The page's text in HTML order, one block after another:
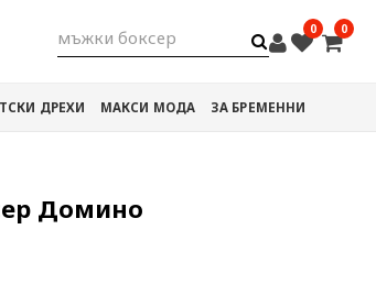
мъжки 0 0
ДРЕХИ МАКСИ МОДА ЗА БРЕМЕННИ
Домино